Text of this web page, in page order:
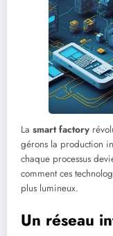
La smart factory
gérons la production
chaque processus
comment ces
plus lumineux.
Un réseau